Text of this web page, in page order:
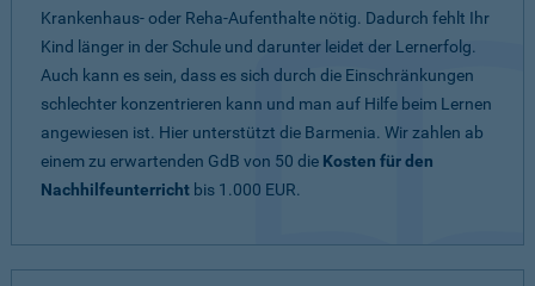
Krankenhaus- oder Reha-Aufenthalte nötig. Dadurch fehlt Ihr
Kind länger in der Schule und darunter leidet der Lernerfolg.
Auch kann es sein, dass es sich durch die Einschränkungen
schlechter konzentrieren kann und man auf Hilfe beim Lernen
angewiesen ist. Hier unterstützt die Barmenia. Wir zahlen ab
einem zu erwartenden GdB von 50 die Kosten für den
Nachhilfeunterricht bis 1.000 EUR.